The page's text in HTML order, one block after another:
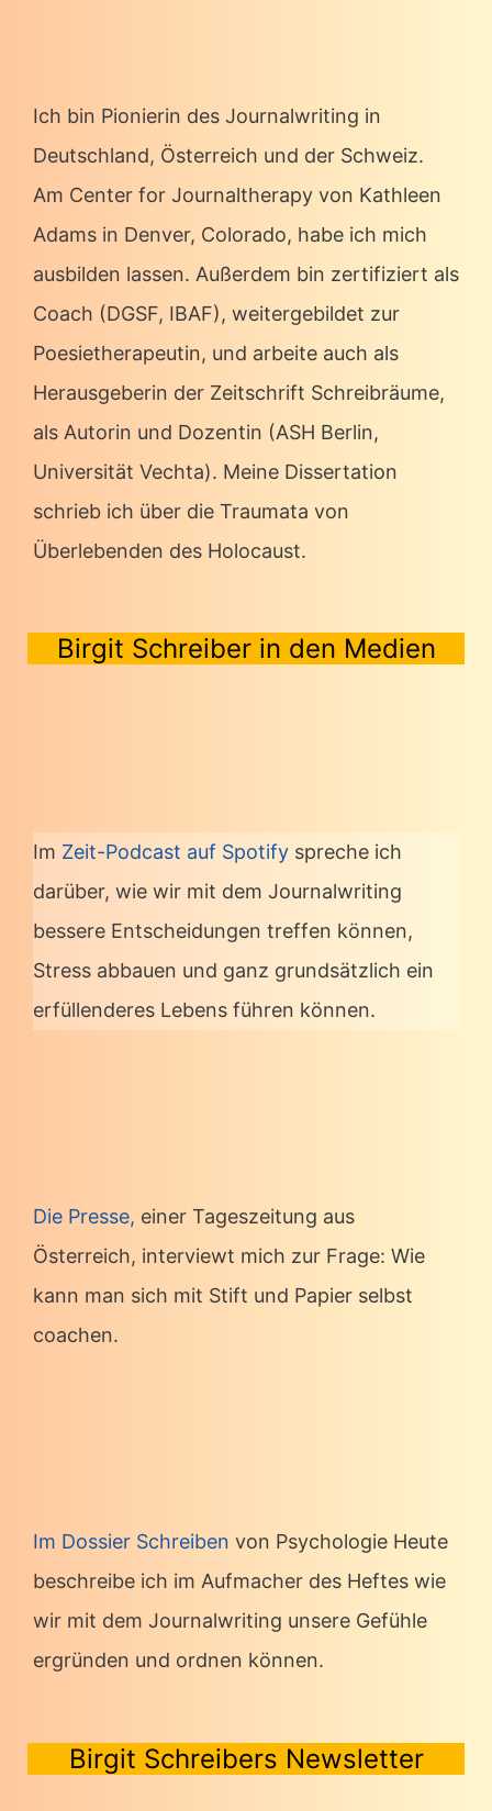
Ich bin Pionierin des Journalwriting in
Deutschland, Österreich und der Schweiz.
Am Center for Journaltherapy von Kathleen
Adams in Denver, Colorado, habe ich mich
ausbilden lassen. Außerdem bin zertifiziert als
Coach (DGSF, IBAF), weitergebildet zur
Poesietherapeutin, und arbeite auch als
Herausgeberin der Zeitschrift Schreibräume,
als Autorin und Dozentin (ASH Berlin,
Universität Vechta). Meine Dissertation
schrieb ich über die Traumata von
Überlebenden des Holocaust.
Birgit Schreiber in den Medien
Im Zeit-Podcast auf Spotify spreche ich
darüber, wie wir mit dem Journalwriting
bessere Entscheidungen treffen können,
Stress abbauen und ganz grundsätzlich ein
erfüllenderes Lebens führen können.
Die Presse, einer Tageszeitung aus
Österreich, interviewt mich zur Frage: Wie
kann man sich mit Stift und Papier selbst
coachen.
Im Dossier Schreiben von Psychologie Heute
beschreibe ich im Aufmacher des Heftes wie
wir mit dem Journalwriting unsere Gefühle
ergründen und ordnen können.
Birgit Schreibers Newsletter